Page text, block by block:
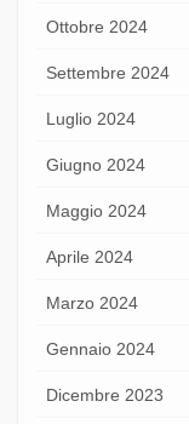
Ottobre 2024
Settembre 2024
Luglio 2024
Giugno 2024
Maggio 2024
Aprile 2024
Marzo 2024
Gennaio 2024
Dicembre 2023